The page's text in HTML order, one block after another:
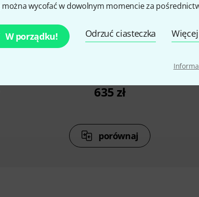
można wycofać w dowolnym momencie za
W porządku! Odrzuć ciasteczka
14%
635 zł
porównaj